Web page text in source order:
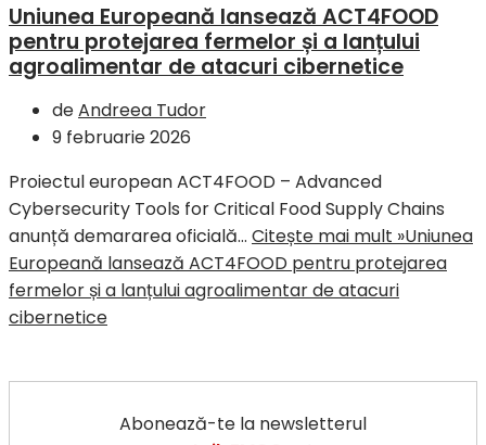
Uniunea Europeană lansează ACT4FOOD
pentru protejarea fermelor și a lanțului
agroalimentar de atacuri cibernetice
deAndreea Tudor
9 februarie 2026
Proiectul european ACT4FOOD – Advanced
Cybersecurity Tools for Critical Food Supply Chains
anunță demararea oficială… Citește mai mult »Uniunea
Europeană lansează ACT4FOOD pentru protejarea
fermelor și a lanțului agroalimentar de atacuri
cibernetice
Abonează-te la newsletterul